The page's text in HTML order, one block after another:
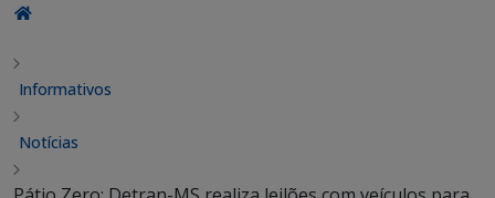
Informativos
Notícias